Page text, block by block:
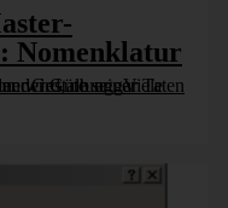
Nomenklatur